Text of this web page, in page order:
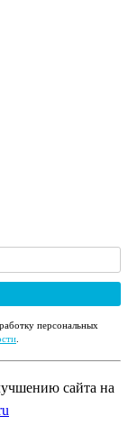
персональных
сайта на